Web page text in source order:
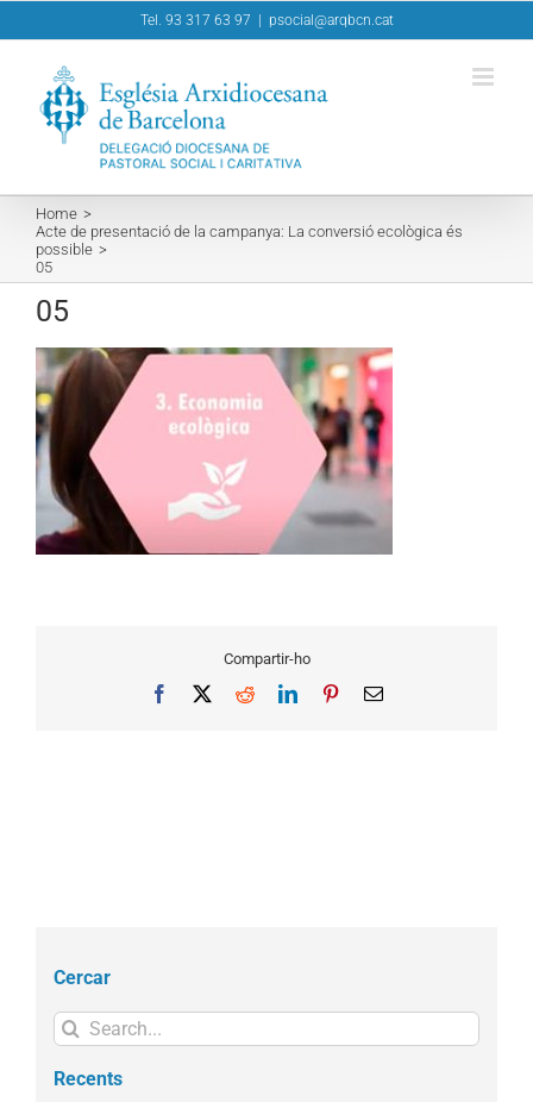
to
Tel. 93 317 63 97 psocial@arqbcn.cat
Home
Acte de presentació de la campanya: La conversió ecològica és
possible
05
05
Compartir-ho
Facebook RedditLinkedInPinterestEmail
Cercar
Search
for:
Recents